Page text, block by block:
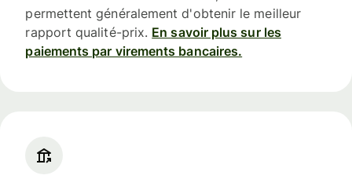
permettent généralement d'obtenir le meilleur
rapport qualité-prix. En savoir plus sur les
paiements par virements bancaires.